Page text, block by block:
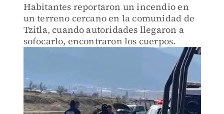
Habitantes reportaron un incendio en
un terreno cercano en la comunidad de
Tzitla, cuando autoridades llegaron a
sofocarlo, encontraron los cuerpos.